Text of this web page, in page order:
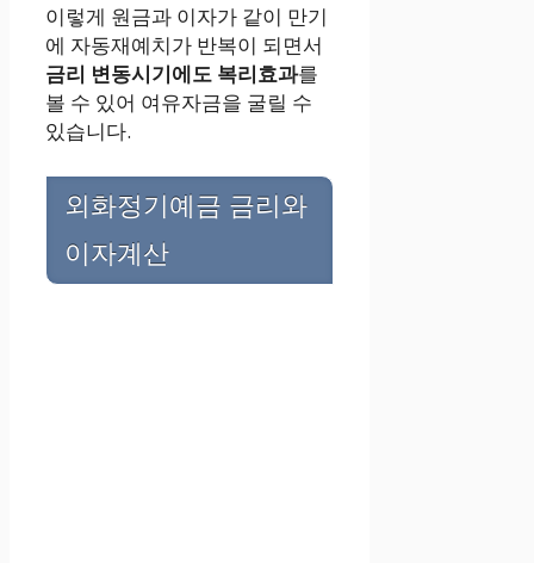
이렇게 원금과 이자가 같이 만기
에 자동재예치가 반복이 되면서
금리 변동시기에도 복리효과를
볼 수 있어 여유자금을 굴릴 수
있습니다.
외화정기예금 금리와
이자계산